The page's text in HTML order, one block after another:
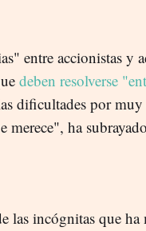
entre accionistas y
deben resolverse
dificultades por
merece", ha
las incógnitas que ha